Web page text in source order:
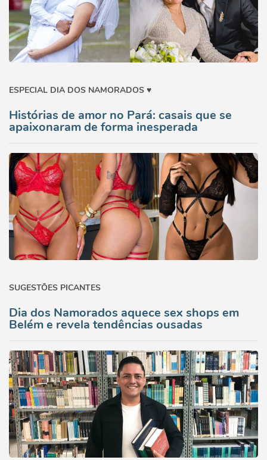
ESPECIAL DIA DOS NAMORADOS ♥️
Histórias de amor no Pará: casais que se
apaixonaram de forma inesperada
SUGESTÕES PICANTES
Dia dos Namorados aquece sex shops em
Belém e revela tendências ousadas